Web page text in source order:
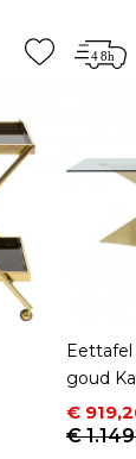
goud
Prijs
€
€